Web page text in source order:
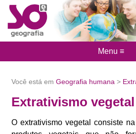
Você está emGeografia humana >
Extrativismo vegetal
O extrativismo vegetal consiste